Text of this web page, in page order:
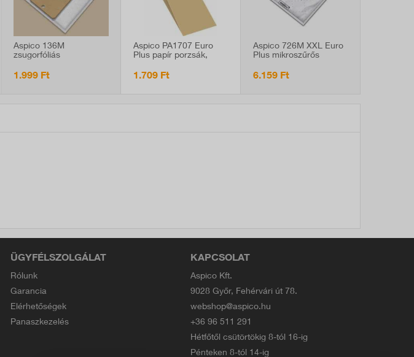
Aspico 136M
zsugorfóliás
AEG porszívókhoz, 4 db
1.999 Ft
Aspico PA1707 Euro
Plus papír porzsák,
5 db
1.709 Ft
Aspico 726M XXL Euro
Plus mikroszűrős
kompatibilis, 10 db
6.159 Ft
ÜGYFÉLSZOLGÁLAT
Rólunk
Garancia
Elérhetőségek
Panaszkezelés
KAPCSOLAT
Aspico Kft.
9028 Győr, Fehérvári út 78.
webshop@aspico.hu
+36 96 511 291
Hétfőtől csütörtökig 8-tól 16-ig
Pénteken 8-tól 14-ig